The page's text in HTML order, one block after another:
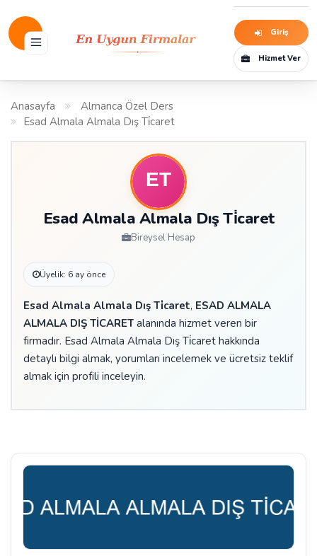
Giriş
Hizmet Ver
Anasayfa
Almanca Özel Ders
Esad Almala Almala Dış Ti̇caret
Esad Almala Almala Dış Ti̇caret
Bireysel Hesap
Üyelik: 6 ay önce
Esad Almala Almala Dış Ti̇caret, ESAD ALMALA
ALMALA DIŞ TİCARET alanında hizmet veren bir
firmadır. Esad Almala Almala Dış Ti̇caret hakkında
detaylı bilgi almak, yorumları incelemek ve ücretsiz teklif
almak için profili inceleyin.